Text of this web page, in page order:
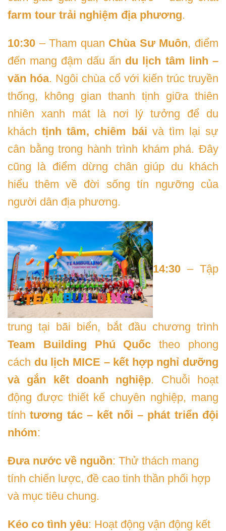
farm tour trải nghiệm địa phương.
10:30 – Tham quan Chùa Sư Muôn, điểm
đến mang đậm dấu ấn du lịch tâm linh –
văn hóa. Ngôi chùa cổ với kiến trúc truyền
thống, không gian thanh tịnh giữa thiên
nhiên xanh mát là nơi lý tưởng để du
kháchtịnh tâm, chiêm bái và tìm lại sự
cân bằng trong hành trình khám phá. Đây
cũng là điểm dừng chân giúp du khách
hiểu thêm về đời sống tín ngưỡng của
người dân địa phương.
14:30 – Tập
trung tại bãi biển, bắt đầu chương trình
Team Building Phú Quốc theo phong
cách du lịch MICE – kết hợp nghỉ dưỡng
và gắn kết doanh nghiệp. Chuỗi hoạt
động được thiết kế chuyên nghiệp, mang
tínhtương tác – kết nối – phát triển đội
nhóm:
Đưa nước về nguồn: Thử thách mang
tính chiến lược, đề cao tinh thần phối hợp
và mục tiêu chung.
Kéo co tình yêu: Hoạt động vận động kết